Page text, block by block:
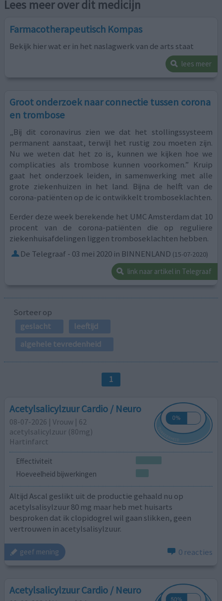
Lees meer over dit medicijn
Farmacotherapeutisch Kompas
Bekijk hier wat er in het naslagwerk van de arts staat
lees meer
Groot onderzoek naar connectie tussen corona
en trombose
„Bij dit coronavirus zien we dat het stollingssysteem
permanent aanstaat, terwijl het rustig zou moeten zijn.
Nu we weten dat het zo is, kunnen we kijken hoe we
complicaties als trombose kunnen voorkomen.” Kruip
gaat het onderzoek leiden, in samenwerking met alle
grote ziekenhuizen in het land. Bijna de helft van de
corona-patiënten op de ic ontwikkelt tromboseklachten.
Eerder deze week berekende het UMC Amsterdam dat 10
procent van de corona-patiënten die op reguliere
ziekenhuisafdelingen liggen tromboseklachten hebben.
De Telegraaf - 03 mei 2020 in BINNENLAND (15-07-2020)
link naar artikel in Telegraaf
Sorteer op
geslacht
leeftijd
algehele tevredenheid
1
Acetylsalicylzuur Cardio / Neuro
08-07-2026 | Vrouw | 62
acetylsalicylzuur (80mg)
Hartinfarct
Effectiviteit
Hoeveelheid bijwerkingen
Altijd Ascal geslikt uit de productie gehaald nu op
acetylsalisylzuur 80 mg maar heb met huisarts
besproken dat ik clopidogrel wil gaan slikken, geen
vertrouwen in acetylsalisylzuur.
geef mening 0 reacties
Acetylsalicylzuur Cardio / Neuro